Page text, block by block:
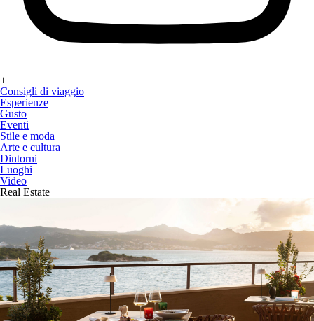
+
Consigli di viaggio
Esperienze
Gusto
Eventi
Stile e moda
Arte e cultura
Dintorni
Luoghi
Video
Real Estate